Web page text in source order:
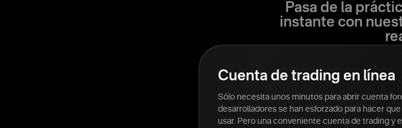
Pasa de la
instante con
Cuenta de trading en línea
Sólo necesita unos minutos para abrir cuenta
desarrolladores se han esforzado para hacer
usar. Pero una conveniente cuenta de trading y